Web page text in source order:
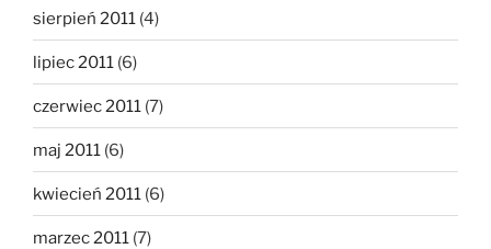
sierpień 2011 (4)
lipiec 2011 (6)
czerwiec 2011 (7)
maj 2011 (6)
kwiecień 2011 (6)
marzec 2011 (7)